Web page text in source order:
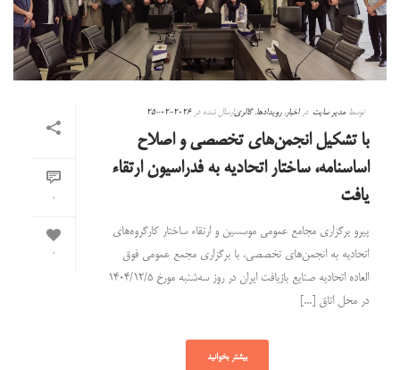
0
0
توسط مدیر سایت دراخبار,رویدادها,گالریارسال شده در2026-02-25
با تشکیل انجمن‌های تخصصی و اصلاح
اساسنامه، ساختار اتحادیه به فدراسیون ارتقاء
یافت
پیرو برگزاری مجامع عمومی موسسین و ارتقاء ساختار کارگروه‌های
اتحادیه به انجمن‌های تخصصی، با برگزاری مجمع عمومی فوق
العاده اتحادیه صنایع بازیافت ایران در روز سه‌شنبه مورخ ۱۴۰۴/۱۲/۵
در محل اتاق [...]
بیشتر بخوانید